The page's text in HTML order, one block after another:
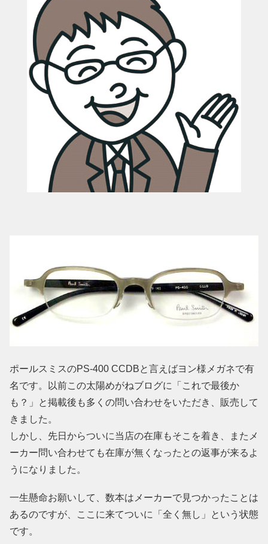
ポールスミスのPS-400 CCDBと言えばヨン様メガネで有
名です。以前この太陽めがねブログに「これで最後か
も？」と掲載後も多くの問い合わせをいただき、販売して
きました。
しかし、先日からついに当店の在庫もそこを着き、またメ
ーカー問い合わせても在庫が無くなったとの返事が来るよ
うになりました。
一生懸命お願いして、数本はメーカーで見つかったことは
あるのですが、ここに来てついに「全く無し」という状態
です。